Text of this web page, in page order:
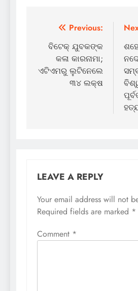
Post
navigation
Previous:
ବିଟେକ୍ ଯୁବକଙ୍କ
କଳା କାରନାମା;
ଏଟିଏମରୁ ଲୁଟିନେଲେ
୩୪ ଲକ୍ଷ
LEAVE A REPLY
Your email address will not
Required fields are marked *
Comment *